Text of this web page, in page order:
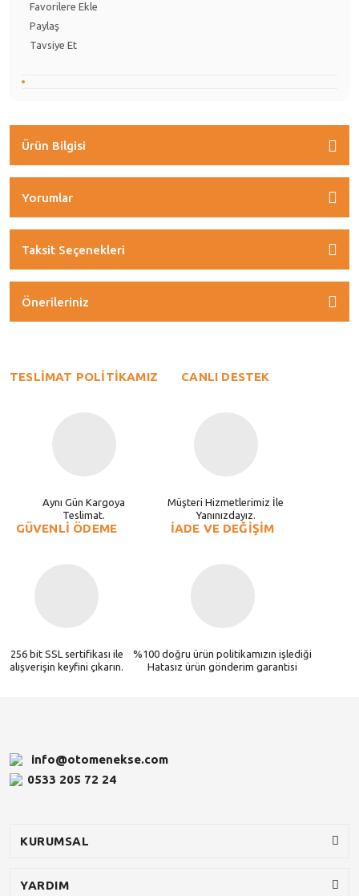
Paylaş
Tavsiye Et
Ürün Bilgisi
Yorumlar
Taksit Seçenekleri
Önerileriniz
TESLİMAT POLİTİKAMIZ
Aynı Gün Kargoya
Teslimat.
CANLI DESTEK
Müşteri Hizmetlerimiz İle
Yanınızdayız.
GÜVENLİ ÖDEME
256 bit SSL sertifikası ile
alışverişin keyfini çıkarın.
İADE VE DEĞİŞİM
%100 doğru ürün politikamızın işlediği
Hatasız ürün gönderim garantisi
info@otomenekse.com
0533 205 72 24
KURUMSAL
YARDIM